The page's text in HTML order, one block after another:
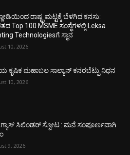
ರಾಷ್ಟ್ರಮಟ್ಟಕ್ಕೆ ಬೆಳಗಿದ ಕನಸು:
Top 100 MSME ಸಂಸ್ಥೆಗಳಲ್ಲಿ Leksa
Technologiesಗೆ ಸ್ಥಾನ
10, 2026
ಕೃಷಿಕ ಮಹಾಬಲ ಸಾಲ್ಯಾನ್ ಕನರಬೆಟ್ಪು ನಿಧನ
10, 2026
ಸಿಲಿಂಡರ್ ಸ್ಪೋಟ : ಮನೆ ಸಂಪೂರ್ಣವಾಗಿ
9, 2026